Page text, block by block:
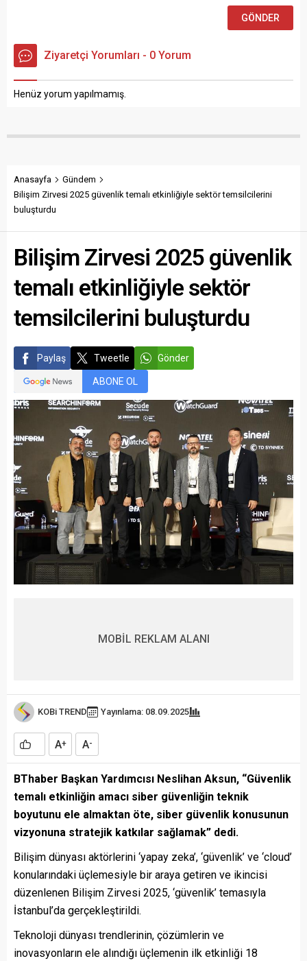
Ziyaretçi Yorumları - 0 Yorum
Henüz yorum yapılmamış.
Anasayfa
Gündem
Bilişim Zirvesi 2025 güvenlik temalı etkinliğiyle sektör temsilcilerini
buluşturdu
Bilişim Zirvesi 2025 güvenlik
temalı etkinliğiyle sektör
temsilcilerini buluşturdu
Paylaş Tweetle Gönder
ABONE OL
MOBİL REKLAM ALANI
KOBi TREND Yayınlama: 08.09.2025
A+ A-
BThaber Başkan Yardımcısı Neslihan Aksun, “Güvenlik
temalı etkinliğin amacı siber güvenliğin teknik
boyutunu ele almaktan öte, siber güvenlik konusunun
vizyonuna stratejik katkılar sağlamak” dedi.
Bilişim dünyası aktörlerini ‘yapay zeka’, ‘güvenlik’ ve ‘cloud’
konularındaki üçlemesiyle bir araya getiren ve ikincisi
düzenlenen Bilişim Zirvesi 2025, ‘güvenlik’ temasıyla
İstanbul’da gerçekleştirildi.
Teknoloji dünyası trendlerinin, çözümlerin ve
inovasyonların ele alındığı üçlemenin ilk etkinliği 18